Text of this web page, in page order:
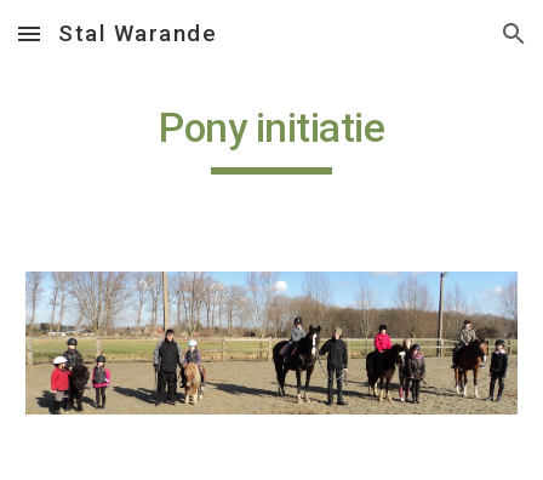
Skip to main content Skip to navigation
Stal Warande
Pony initiatie